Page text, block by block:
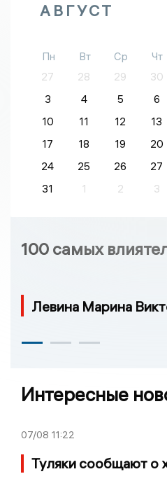
АВГУСТ
Пн Вт Ср Чт
27
28 29 30
3
4 5 6
10
11 12 13
17
18 19 20
24
25 26 27
31
1 2 3
100 самых
Левина Марина
Интересные
07/08 11:22
Туляки сообщают о